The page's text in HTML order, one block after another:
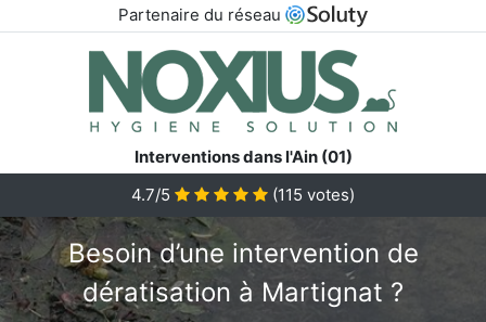
Partenaire du réseau
Interventions dans l'Ain (01)
4.7/5
(115 votes)
Besoin d’une intervention de
dératisation à Martignat ?